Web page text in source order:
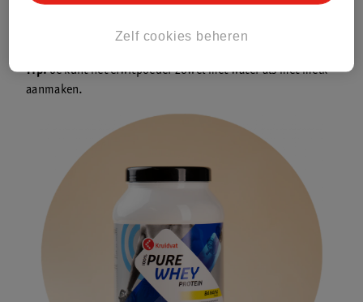
nature licht bitter.
Tip:Je kunt het eiwitpoeder zowel met water als met melk
aanmaken.
Zelf cookies beheren